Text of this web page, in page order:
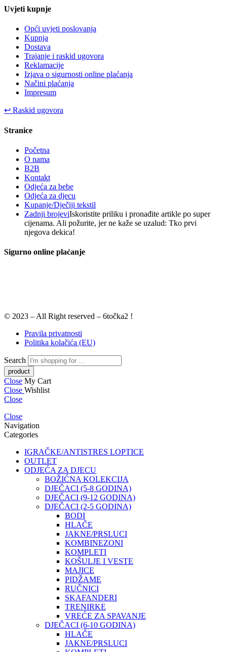
Uvjeti kupnje
Opći uvjeti poslovanja
Kupnja
Dostava
Trajanje i raskid ugovora
Reklamacije
Izjava o sigurnosti online plaćanja
Načini plaćanja
Impresum
↩ Raskid ugovora
Stranice
Početna
O nama
B2B
Kontakt
Odjeća za bebe
Odjeća za djecu
Kupanje/Dječiji tekstil
Zadnji brojeviIskoristite priliku i pronađite artikle po super
cijenama. Ali požurite, jer ne kaže se uzalud: Tko prvi
njegova dekica!
Sigurno online plaćanje
© 2023 – All Right reserved – 6točka2 !
Pravila privatnosti
Politika kolačića (EU)
Search
Close My Cart
Close Wishlist
Close
Close
Navigation
Categories
IGRAČKE/ANTISTRES LOPTICE
OUTLET
ODJEĆA ZA DJECU
BOŽIĆNA KOLEKCIJA
DJEČACI (5-8 GODINA)
DJEČACI (9-12 GODINA)
DJEČACI (2-5 GODINA)
BODI
HLAČE
JAKNE/PRSLUCI
KOMBINEZONI
KOMPLETI
KOŠULJE I VESTE
MAJICE
PIDŽAME
RUČNICI
SKAFANDERI
TRENIRKE
VREĆE ZA SPAVANJE
DJEČACI (6-10 GODINA)
HLAČE
JAKNE/PRSLUCI